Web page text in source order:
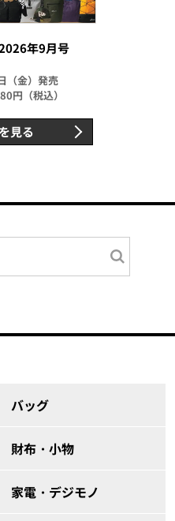
年9月号
（金）発売
円（税込）
見る
バッグ
財布・小物
家電・デジモノ